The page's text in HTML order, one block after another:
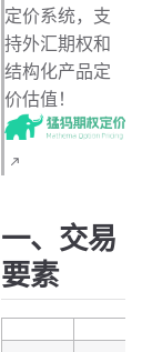
三、费用支付条款
定价系统，支
持外汇期权和
结构化产品定
价估值！
一、交易
要素